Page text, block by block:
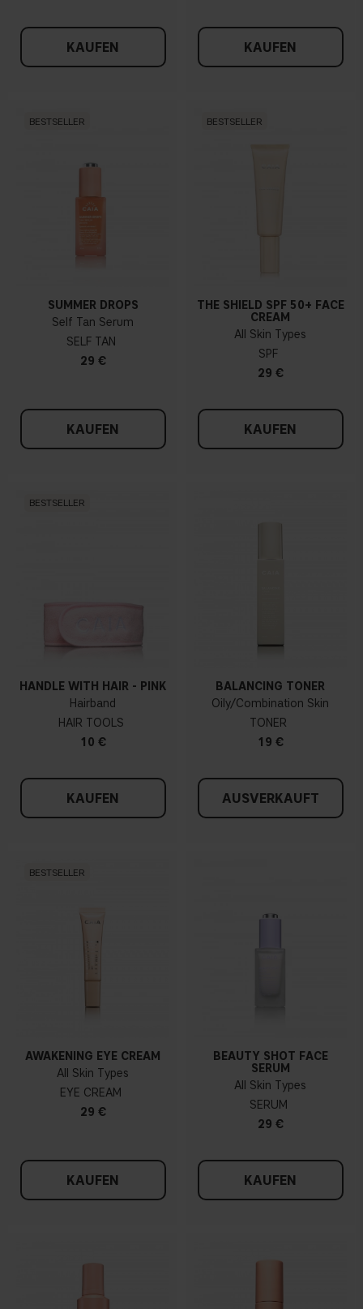
KAUFEN KAUFEN
BESTSELLER
SUMMER DROPS
Self Tan Serum
SELF TAN
29 €
KAUFEN
BESTSELLER
THE SHIELD SPF 50+ FACE
CREAM
All Skin Types
SPF
29 €
KAUFEN
BESTSELLER
HANDLE WITH HAIR - PINK
Hairband
HAIR TOOLS
10 €
KAUFEN
BALANCING TONER
Oily/Combination Skin
TONER
19 €
AUSVERKAUFT
BESTSELLER
AWAKENING EYE CREAM
All Skin Types
EYE CREAM
29 €
KAUFEN
BEAUTY SHOT FACE
SERUM
All Skin Types
SERUM
29 €
KAUFEN